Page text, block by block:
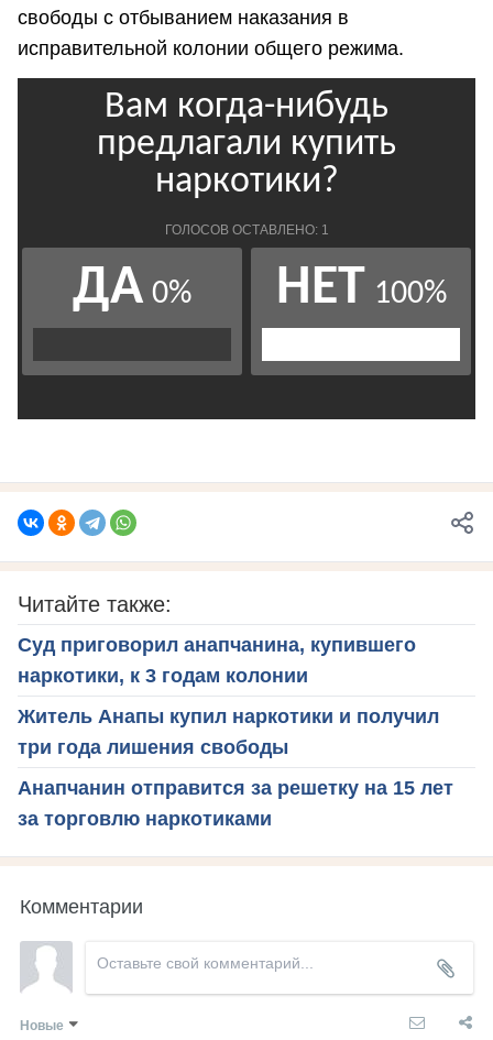
свободы с отбыванием наказания в
исправительной колонии общего режима.
Читайте также:
Суд приговорил анапчанина, купившего
наркотики, к 3 годам колонии
Житель Анапы купил наркотики и получил
три года лишения свободы
Анапчанин отправится за решетку на 15 лет
за торговлю наркотиками
Комментарии
Новые